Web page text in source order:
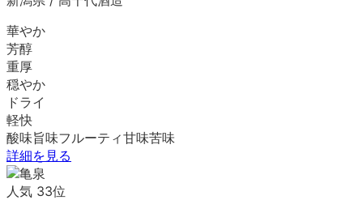
華やか
芳醇
重厚
穏やか
ドライ
軽快
酸味旨味フルーティ甘味苦味
詳細を見る
人気 33位